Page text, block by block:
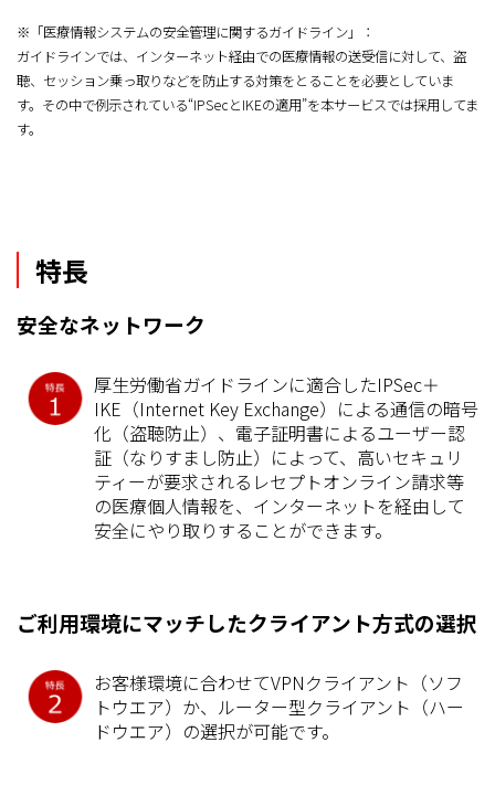
※「医療情報システムの安全管理に関するガイドライン」：
ガイドラインでは、インターネット経由での医療情報の送受信に対して、盗
聴、セッション乗っ取りなどを防止する対策をとることを必要としていま
す。その中で例示されている“IPSecとIKEの適用”を本サービスでは採用してま
す。
特長
安全なネットワーク
厚生労働省ガイドラインに適合したIPSec＋
IKE（Internet Key Exchange）による通信の暗号
化（盗聴防止）、電子証明書によるユーザー認
証（なりすまし防止）によって、高いセキュリ
ティーが要求されるレセプトオンライン請求等
の医療個人情報を、インターネットを経由して
安全にやり取りすることができます。
ご利用環境にマッチしたクライアント方式の選択
お客様環境に合わせてVPNクライアント（ソフ
トウエア）か、ルーター型クライアント（ハー
ドウエア）の選択が可能です。